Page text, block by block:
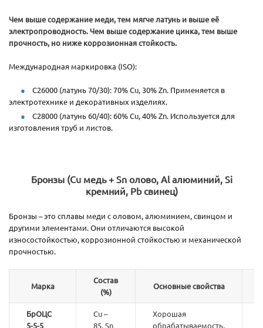
Чем выше содержание меди, тем мягче латунь и выше её
электропроводность. Чем выше содержание цинка, тем выше
прочность, но ниже коррозионная стойкость.
Международная маркировка (ISO):
C26000 (латунь 70/30): 70% Cu, 30% Zn. Применяется в
электротехнике и декоративных изделиях.
C28000 (латунь 60/40): 60% Cu, 40% Zn. Используется для
изготовления труб и листов.
Бронзы (Cu медь + Sn олово, Al алюминий, Si
кремний, Pb свинец)
Бронзы – это сплавы меди с оловом, алюминием, свинцом и
другими элементами. Они отличаются высокой
износостойкостью, коррозионной стойкостью и механической
прочностью.
Марка
Состав
(%)
Основные свойства
БрОЦС
5-5-5
Cu –
85, Sn
Хорошая
обрабатываемость,